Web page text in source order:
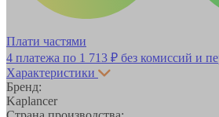
Плати частями
4 платежа по 1 713 ₽ без комиссий и
Характеристики
Бренд:
Kaplancer